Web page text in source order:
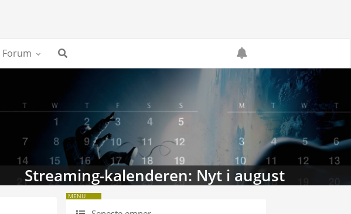
Forum
Streaming-kalenderen: Nyt i august
MENU